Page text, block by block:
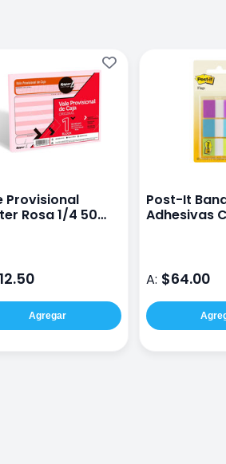
Provisional
Rosa 1/4 50
Agregar
Post-It
Adhesivas
A: $64.00